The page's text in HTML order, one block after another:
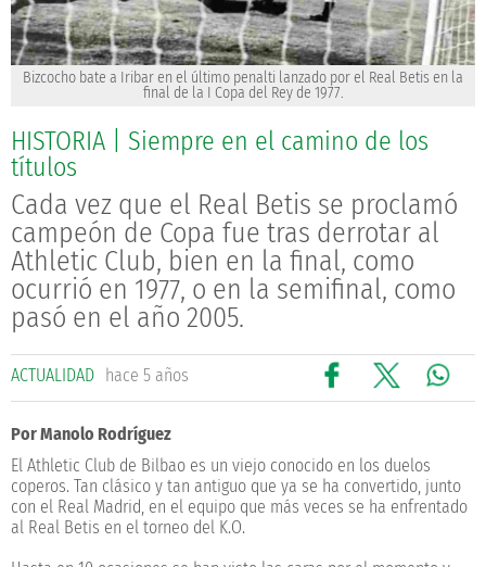
Bizcocho bate a Iribar en el último penalti lanzado por el Real Betis en la
final de la I Copa del Rey de 1977.
HISTORIA | Siempre en el camino de los
títulos
Cada vez que el Real Betis se proclamó
campeón de Copa fue tras derrotar al
Athletic Club, bien en la final, como
ocurrió en 1977, o en la semifinal, como
pasó en el año 2005.
ACTUALIDAD hace 5 años
Por Manolo Rodríguez
El Athletic Club de Bilbao es un viejo conocido en los duelos
coperos. Tan clásico y tan antiguo que ya se ha convertido, junto
con el Real Madrid, en el equipo que más veces se ha enfrentado
al Real Betis en el torneo del K.O.